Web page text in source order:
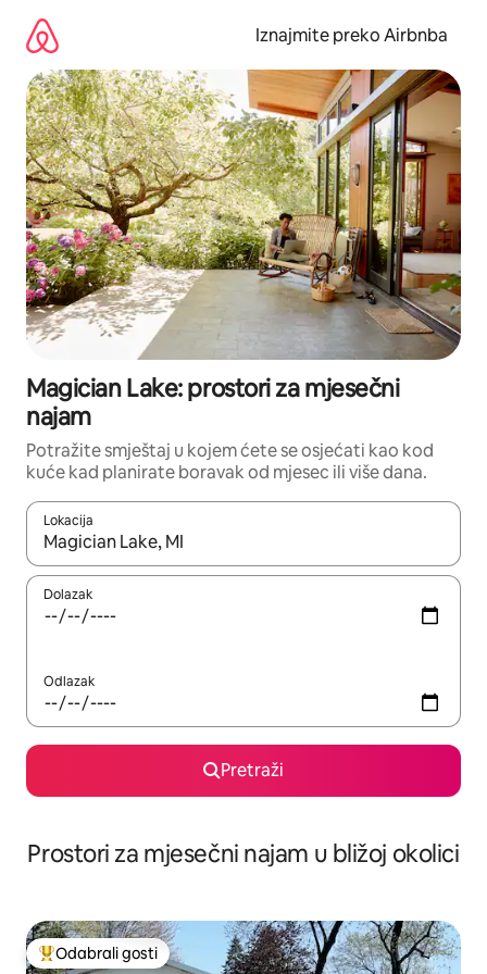
sadržaj
Iznajmite preko Airbnba
Magician Lake: prostori za mjesečni
najam
Potražite smještaj u kojem ćete se osjećati kao kod
kuće kad planirate boravak od mjesec ili više dana.
Lokacija
Kada budu dostupni rezultati, moći ćete ih pregledati
Dolazak
Odlazak
Pretraži
Prostori za mjesečni najam u bližoj okolici
Među najviše rangiranima s oznakom „Odabrali gosti”
Odabrali gosti